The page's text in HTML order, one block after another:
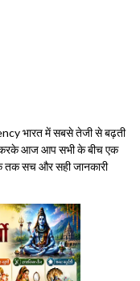
भारत में सबसे तेजी से बढ़ती
करके आज आप सभी के बीच एक
तक सच और सही जानकारी